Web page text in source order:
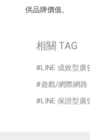
供品牌價值。
相關 TAG
LINE 成效型廣
遊戲/網際網路
LINE 保證型廣